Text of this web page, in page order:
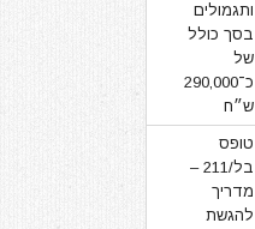
ותגמולים
בסך כולל
של
כ־290,000
ש״ח
טופס
בל/211 –
מדריך
להגשת